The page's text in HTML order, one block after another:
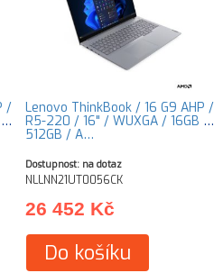
/
/
Lenovo ThinkBook / 16 G9 AHP /
R5-220 / 16" / WUXGA / 16GB /
512GB / A…
Dostupnost: na dotaz
NLLNN21UT0056CK
26 452 Kč
Do košíku